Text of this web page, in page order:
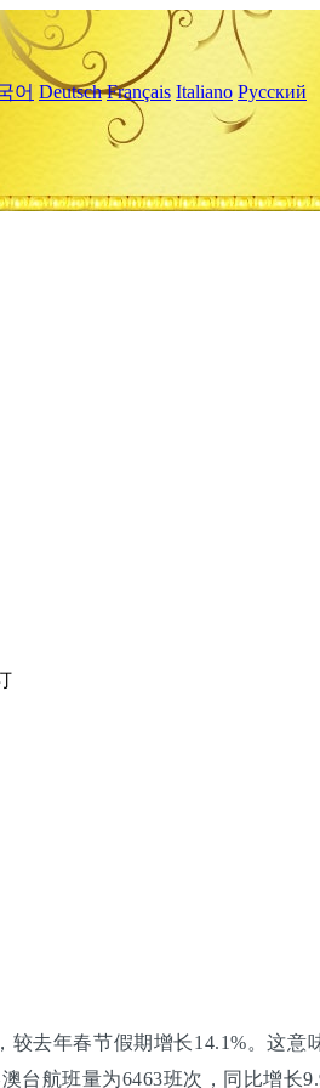
어 Deutsch Français Italiano Русский
去年春节假期增长14.1%。这
台航班量为6463班次，同比增长